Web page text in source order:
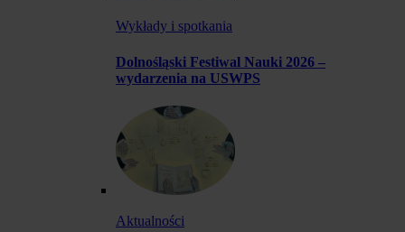
Wykłady i spotkania
Dolnośląski Festiwal Nauki 2026 –
wydarzenia na USWPS
Aktualności